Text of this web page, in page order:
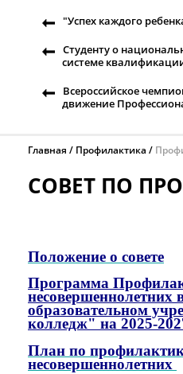
"Успех каждого
Студенту о
системе
Всероссийское
движение
Главная Профилактика
СОВЕТ ПО
Положение о совете
Программа
несовершеннолетних
образовательном
колледж" на 2025-
План по
несовершеннолетних